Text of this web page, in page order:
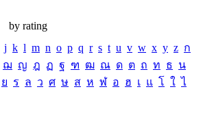
by rating
j k l m n o p q r s t u v w x y z ก
ฌ ญ ฎ ฏ ฐ ฑ ฒ ณ ด ต ถ ท ธ น
ย ร ล ว ศ ษ ส ห ฬ อ ฮ เ แ โ ใ ไ